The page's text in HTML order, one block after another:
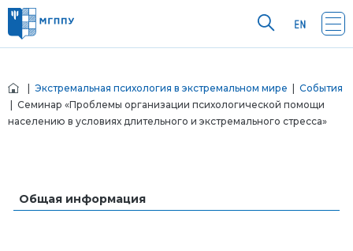
Экстремальная психология в экстремальном мире
События
| Семинар «Проблемы организации психологической помощи
населению в условиях длительного и экстремального стресса»
Общая информация